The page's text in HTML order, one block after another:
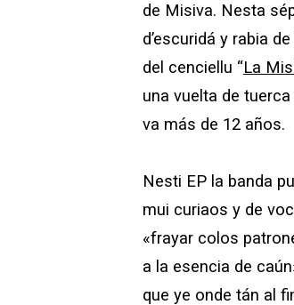
de Misiva. Nesta
d’escuridá y rabia
del cenciellu “La
una vuelta de tuerca
va más de 12 años.
Nesti EP la banda
mui curiaos y de
«frayar colos
a la esencia de
que ye onde tán al